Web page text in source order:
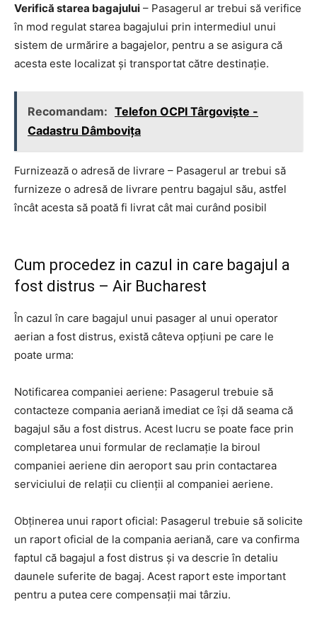
Verifică starea bagajului – Pasagerul ar trebui să verifice
în mod regulat starea bagajului prin intermediul unui
sistem de urmărire a bagajelor, pentru a se asigura că
acesta este localizat și transportat către destinație.
Recomandam: Telefon OCPI Târgovişte -
Cadastru Dâmboviţa
Furnizează o adresă de livrare – Pasagerul ar trebui să
furnizeze o adresă de livrare pentru bagajul său, astfel
încât acesta să poată fi livrat cât mai curând posibil
Cum procedez in cazul in care bagajul a
fost distrus – Air Bucharest
În cazul în care bagajul unui pasager al unui operator
aerian a fost distrus, există câteva opțiuni pe care le
poate urma:
Notificarea companiei aeriene: Pasagerul trebuie să
contacteze compania aeriană imediat ce își dă seama că
bagajul său a fost distrus. Acest lucru se poate face prin
completarea unui formular de reclamație la biroul
companiei aeriene din aeroport sau prin contactarea
serviciului de relații cu clienții al companiei aeriene.
Obținerea unui raport oficial: Pasagerul trebuie să solicite
un raport oficial de la compania aeriană, care va confirma
faptul că bagajul a fost distrus și va descrie în detaliu
daunele suferite de bagaj. Acest raport este important
pentru a putea cere compensații mai târziu.